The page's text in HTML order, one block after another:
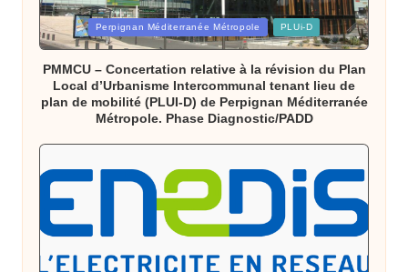
Posted
in
Perpignan Méditerranée Métropole PLUi-D
PMMCU – Concertation relative à la révision du Plan
Local d’Urbanisme Intercommunal tenant lieu de
plan de mobilité (PLUI-D) de Perpignan Méditerranée
Métropole. Phase Diagnostic/PADD